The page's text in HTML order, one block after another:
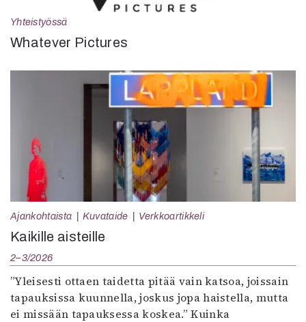
Yhteistyössä
Whatever Pictures
Ajankohtaista Kuvataide Verkkoartikkeli
Kaikille aisteille
2–3/2026
”Yleisesti ottaen taidetta pitää vain katsoa, joissain
tapauksissa kuunnella, joskus jopa haistella, mutta
ei missään tapauksessa koskea.” Kuinka